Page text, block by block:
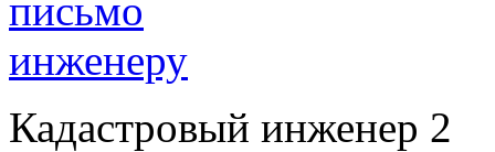
Кадастровый инженер 2